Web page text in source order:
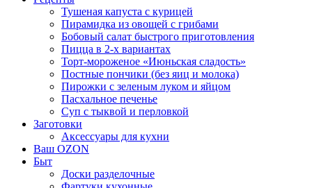
Тушеная капуста с курицей
Пирамидка из овощей с грибами
Бобовый салат быстрого приготовления
Пицца в 2-х вариантах
Торт-мороженое «Июньская сладость»
Постные пончики (без яиц и молока)
Пирожки с зеленым луком и яйцом
Пасхальное печенье
Суп с тыквой и перловкой
Заготовки
Аксессуары для кухни
Ваш OZON
Быт
Доски разделочные